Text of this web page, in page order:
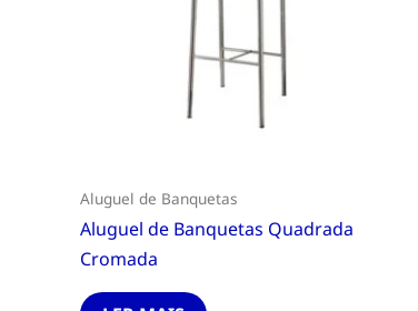
Aluguel de Banquetas
Aluguel de Banquetas Quadrada
Cromada